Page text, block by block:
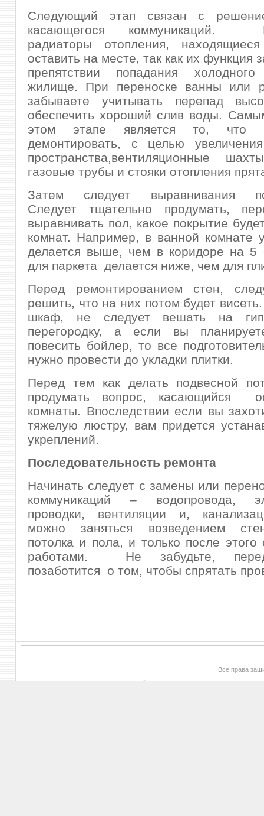
Следующий этап связан с
касающегося коммуникаций.
радиаторы отопления,
оставить на месте, так как их функция
препятствии попадания
жилище. При переноске ванны или
забываете учитывать перепад
обеспечить хороший слив воды.
этом этапе является то, что
демонтировать, с целью
пространства,вентиляционные
газовые трубы и стояки отопления
Затем следует выравнивания
Следует тщательно продумать,
выравнивать пол, какое покрытие
комнат. Например, в ванной комнате
делается выше, чем в коридоре на 5
для паркета делается ниже, чем для
Перед ремонтированием стен,
решить, что на них потом будет
шкаф, не следует вешать на
перегородку, а если вы
повесить бойлер, то все
нужно провести до укладки плитки.
Перед тем как делать подвесной
продумать вопрос, касающийся
комнаты. Впоследствии если вы
тяжелую люстру, вам придется
укреплений.
Последовательность ремонта
Начинать следует с замены или
коммуникаций – водопровода,
проводки, вентиляции и,
можно заняться возведением
потолка и пола, и только после этого
работами. Не забудьте,
позаботится о том, чтобы спрятать
Все права